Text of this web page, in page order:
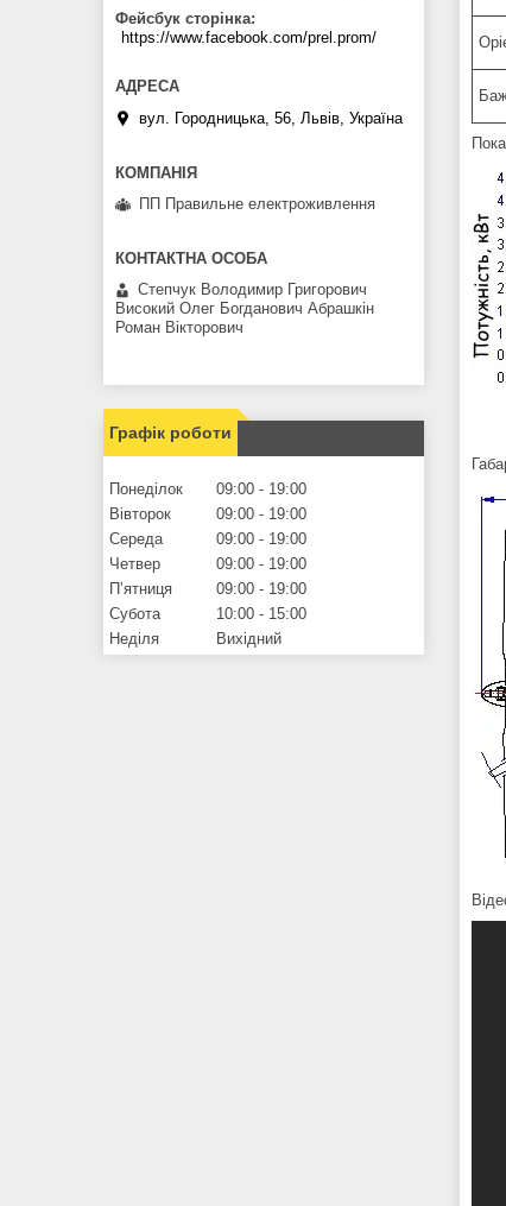
Фейсбук сторінка
https://www.facebook.com/prel.prom/
вул. Городницька, 56, Львів, Україна
ПП Правильне електроживлення
Степчук Володимир Григорович
Високий Олег Богданович Абрашкін
Роман Вікторович
Графік роботи
Понеділок 09:00
19:00
Вівторок
09:00
19:00
Середа
09:00
19:00
Четвер
09:00
19:00
Пʼятниця
09:00
19:00
Субота
10:00
15:00
Неділя
Вихідний